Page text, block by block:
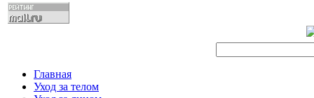
Главная
Уход за телом